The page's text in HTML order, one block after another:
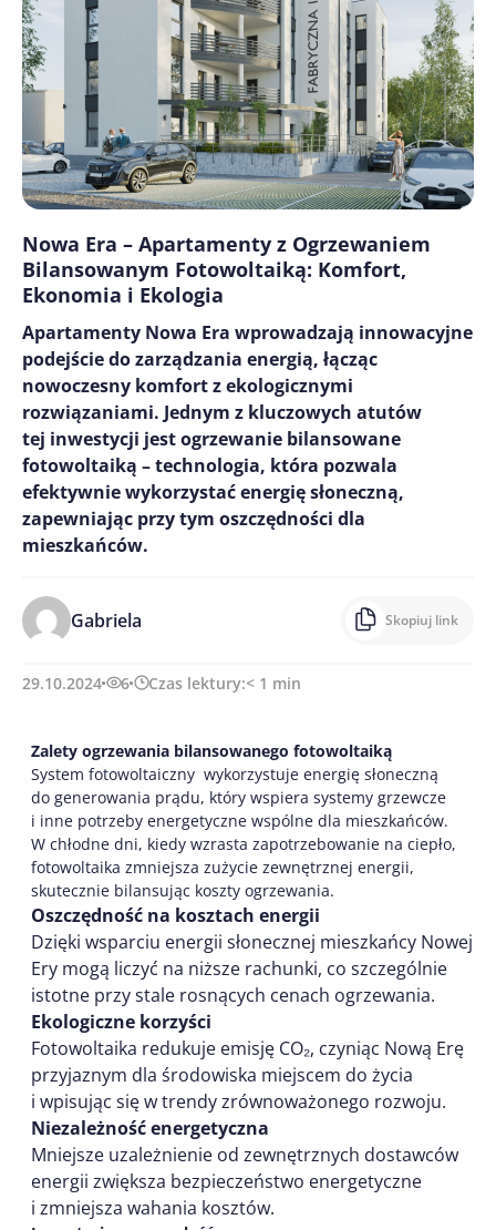
Nowa Era – Apartamenty z Ogrzewaniem
Bilansowanym Fotowoltaiką: Komfort,
Ekonomia i Ekologia
Apartamenty Nowa Era wprowadzają innowacyjne
podejście do zarządzania energią, łącząc
nowoczesny komfort z ekologicznymi
rozwiązaniami. Jednym z kluczowych atutów
tej inwestycji jest ogrzewanie bilansowane
fotowoltaiką – technologia, która pozwala
efektywnie wykorzystać energię słoneczną,
zapewniając przy tym oszczędności dla
mieszkańców.
Gabriela Skopiuj link
29.10.2024 6 Czas lektury:< 1 min
Zalety ogrzewania bilansowanego fotowoltaiką
System fotowoltaiczny wykorzystuje energię słoneczną
do generowania prądu, który wspiera systemy grzewcze
i inne potrzeby energetyczne wspólne dla mieszkańców.
W chłodne dni, kiedy wzrasta zapotrzebowanie na ciepło,
fotowoltaika zmniejsza zużycie zewnętrznej energii,
skutecznie bilansując koszty ogrzewania.
Oszczędność na kosztach energii
Dzięki wsparciu energii słonecznej mieszkańcy Nowej
Ery mogą liczyć na niższe rachunki, co szczególnie
istotne przy stale rosnących cenach ogrzewania.
Ekologiczne korzyści
Fotowoltaika redukuje emisję CO₂, czyniąc Nową Erę
przyjaznym dla środowiska miejscem do życia
i wpisując się w trendy zrównoważonego rozwoju.
Niezależność energetyczna
Mniejsze uzależnienie od zewnętrznych dostawców
energii zwiększa bezpieczeństwo energetyczne
i zmniejsza wahania kosztów.